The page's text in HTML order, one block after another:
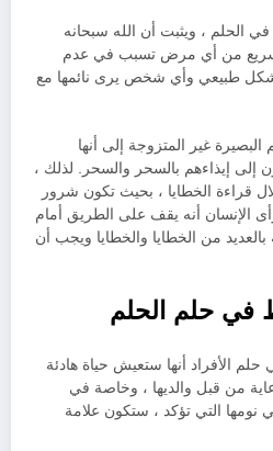
الحلم ، ويثبت أن الله سبحانه
من أي مرض تسبب في عدم
طبيعي وأي شخص يرى نائمها مع
غير المتزوجة إلى أنها
إيذاءهم بالسحر والسحر. لذلك ،
قراءة الخطايا ، بحيث تكون شرور
الإنسان أنه يقف على الطريق أمام
من الخطايا والخطايا ويجب أن
في حلم الحلم
الأفراد أنها ستعيش حياة هادئة
من قبل والديها ، وخاصة في
التي تؤكد ، ستكون علامة